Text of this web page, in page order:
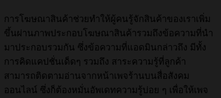
การโฆษณาสินค้าช่วยทำให้ผู้คนรู้จักสินค้าของเราเพิ่ม
ขึ้นผ่านภาพประกอบโฆษณาสินค้ารวมถึงข้อความที่นำ
มาประกอบรวมกัน ซึ่งข้อความที่แอดมินกล่าวถึง มีทั้ง
การคิดแคปชั่นเด็ดๆ รวมถึง สาระความรู้ที่ลูกค้า
สามารถติดตามอ่านจากหน้าเพจร้านบนสื่อสังคม
ออนไลน์ ซึ่งก็ต้องหมั่นอัพเดทความรู้บ่อย ๆ เพื่อให้เพจ